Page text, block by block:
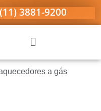
(11) 3881-9200